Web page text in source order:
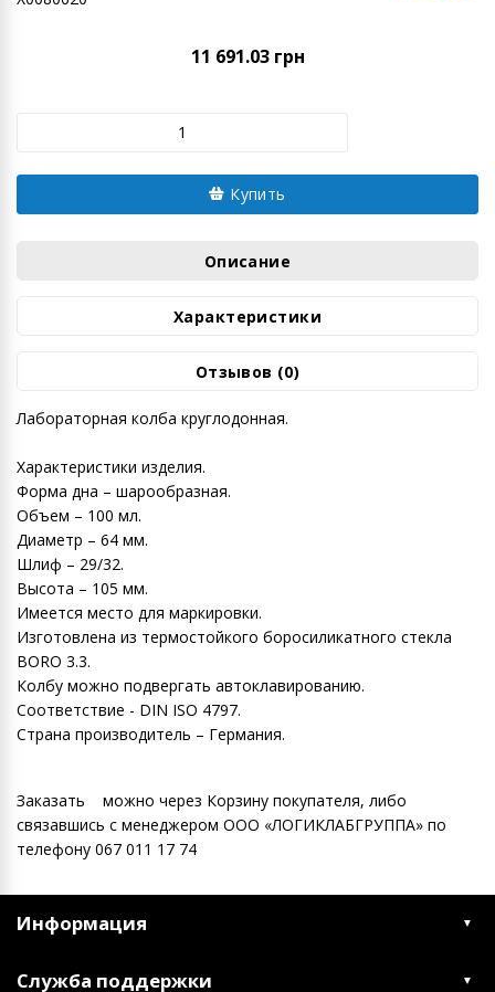
11 691.03 грн
Купить
Описание
Характеристики
Отзывов (0)
Лабораторная колба круглодонная.
Характеристики изделия.
Форма дна – шарообразная.
Объем – 100 мл.
Диаметр – 64 мм.
Шлиф – 29/32.
Высота – 105 мм.
Имеется место для маркировки.
Изготовлена из термостойкого боросиликатного стекла
BORO 3.3.
Колбу можно подвергать автоклавированию.
Соответствие - DIN ISO 4797.
Страна производитель – Германия.
Заказать можно через Корзину покупателя, либо
связавшись с менеджером ООО «ЛОГИКЛАБГРУППА» по
телефону 067 011 17 74
Информация
Служба поддержки